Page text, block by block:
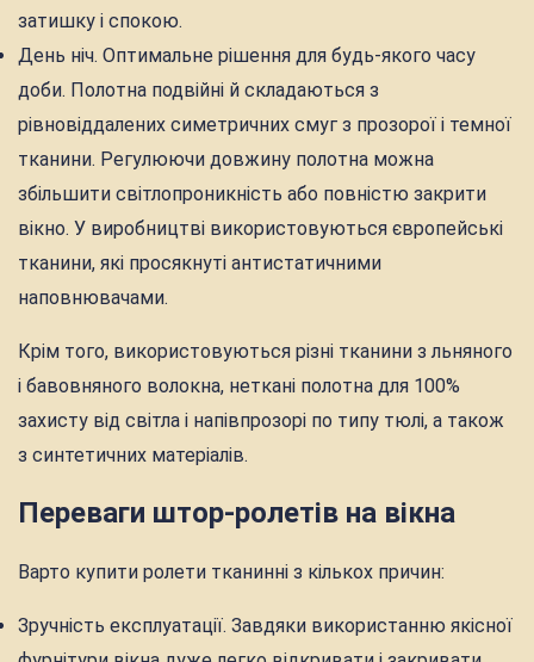
затишку і спокою.
День ніч. Оптимальне рішення для будь-якого часу
доби. Полотна подвійні й складаються з
рівновіддалених симетричних смуг з прозорої і темної
тканини. Регулюючи довжину полотна можна
збільшити світлопроникність або повністю закрити
вікно. У виробництві використовуються європейські
тканини, які просякнуті антистатичними
наповнювачами.
Крім того, використовуються різні тканини з льняного
і бавовняного волокна, неткані полотна для 100%
захисту від світла і напівпрозорі по типу тюлі, а також
з синтетичних матеріалів.
Переваги штор-ролетів на вікна
Варто купити ролети тканинні з кількох причин:
Зручність експлуатації. Завдяки використанню якісної